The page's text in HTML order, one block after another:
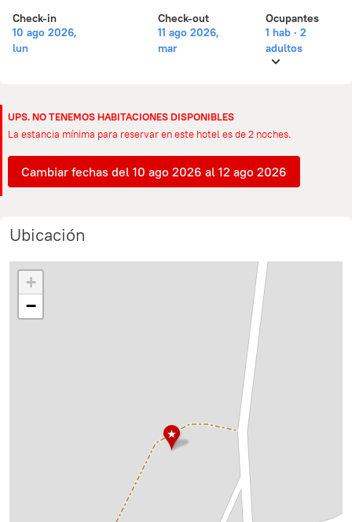
Check-in
10 ago 2026,
lun
Check-out
11 ago 2026,
mar
Ocupantes
1 hab · 2
adultos
UPS. NO TENEMOS HABITACIONES DISPONIBLES
La estancia mínima para reservar en este hotel es de 2 noches.
Cambiar fechas del 10 ago 2026 al 12 ago 2026
Ubicación
+
−